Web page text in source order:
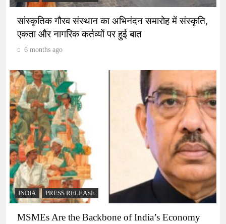
सांस्कृतिक गौरव संस्थान का अभिनंदन समारोह में संस्कृति,
एकता और नागरिक कर्तव्यों पर हुई बात
6 months ago
INDIA PRESS RELEASE
MSMEs Are the Backbone of India’s Economy